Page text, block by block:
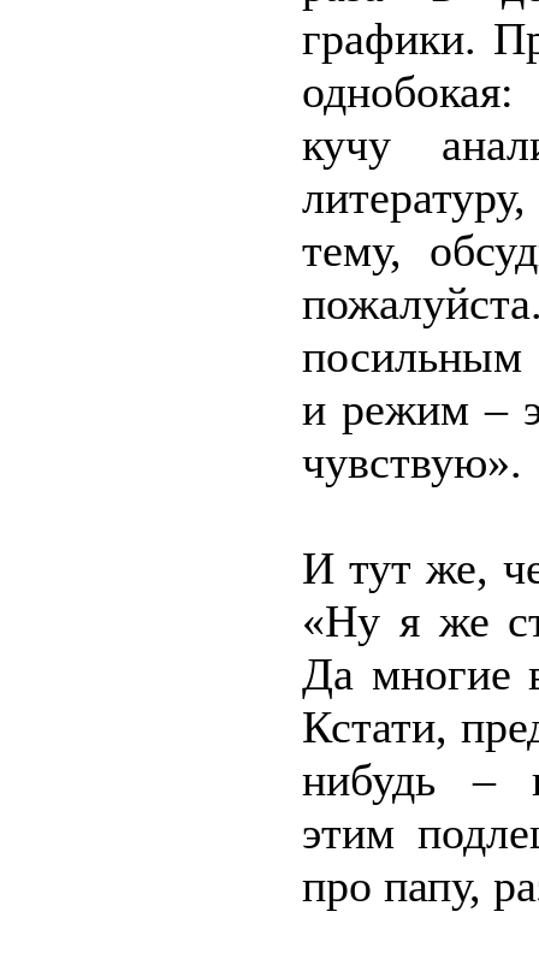
графики.
кучу
тему,
посильным
и режим –
чувствую».
И тут же,
«Ну я же
Да многие
Кстати,
нибудь –
этим
про папу,